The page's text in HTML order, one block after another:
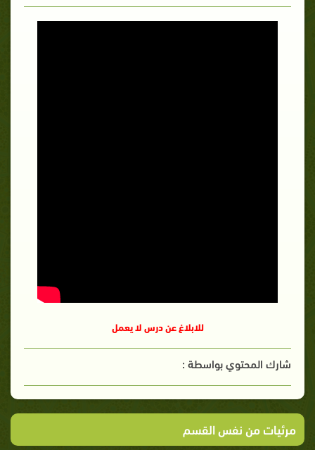
للابلاغ عن درس لا يعمل
شارك المحتوي بواسطة :
مرئيات من نفس القسم